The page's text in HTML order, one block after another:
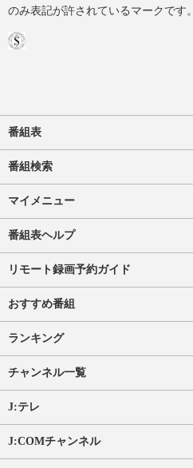
のみ表記が許されているマークです。
番組表
番組検索
マイメニュー
番組表ヘルプ
リモート録画予約ガイド
おすすめ番組
ランキング
チャンネル一覧
J:テレ
J:COMチャンネル